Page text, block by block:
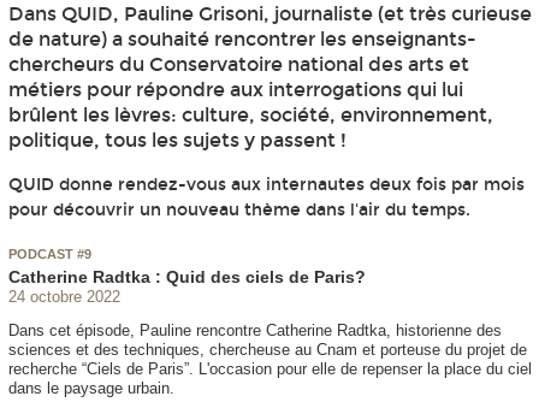
Dans QUID, Pauline Grisoni, journaliste (et très curieuse
de nature) a souhaité rencontrer les enseignants-
chercheurs du Conservatoire national des arts et
métiers pour répondre aux interrogations qui lui
brûlent les lèvres: culture, société, environnement,
politique, tous les sujets y passent !
QUID donne rendez-vous aux internautes deux fois par mois
pour découvrir un nouveau thème dans l'air du temps.
PODCAST #9
Catherine Radtka : Quid des ciels de Paris?
24 octobre 2022
Dans cet épisode, Pauline rencontre Catherine Radtka, historienne des
sciences et des techniques, chercheuse au Cnam et porteuse du projet de
recherche “Ciels de Paris”. L'occasion pour elle de repenser la place du ciel
dans le paysage urbain.